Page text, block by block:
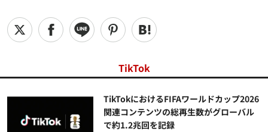
TikTok
TikTokにおけるFIFAワールドカップ2026
関連コンテンツの総再生数がグローバル
で約1.2兆回を記録